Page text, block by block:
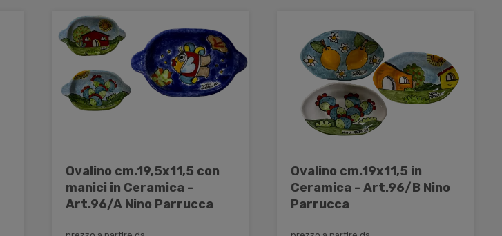
Ovalino cm.19,5x11,5 con
manici in Ceramica -
Art.96/A Nino Parrucca
Ovalino cm.19x11,5 in
Ceramica - Art.96/B Nino
Parrucca